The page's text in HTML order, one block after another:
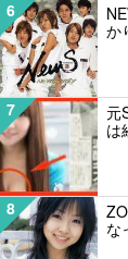
6
か
7
元
は
8
な